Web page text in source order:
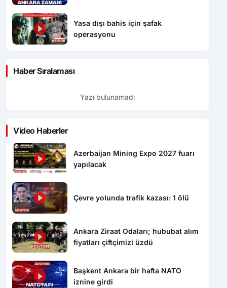
Yasa dışı bahis için şafak
operasyonu
Haber Sıralaması
Yazı bulunamadı
Video Haberler
Azerbaijan Mining Expo 2027 fuarı
yapılacak
Çevre yolunda trafik kazası: 1 ölü
Ankara Ziraat Odaları; hububat alım
fiyatları çiftçimizi üzdü
Başkent Ankara bir hafta NATO
iznine girdi